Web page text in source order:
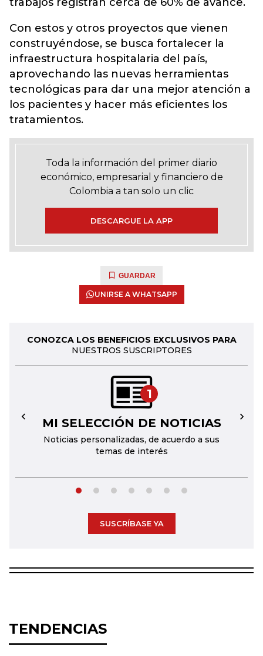
Con estos y otros proyectos que vienen
construyéndose, se busca fortalecer la
infraestructura hospitalaria del país,
aprovechando las nuevas herramientas
tecnológicas para dar una mejor atención a
los pacientes y hacer más eficientes los
tratamientos.
Toda la información del primer diario
económico, empresarial y financiero de
Colombia a tan solo un clic
DESCARGUE LA APP
GUARDAR
UNIRSE A WHATSAPP
CONOZCA LOS BENEFICIOS EXCLUSIVOS PARA
NUESTROS SUSCRIPTORES
1
MI SELECCIÓN DE NOTICIAS
Noticias personalizadas, de acuerdo a sus
temas de interés
← →
SUSCRÍBASE YA
TENDENCIAS